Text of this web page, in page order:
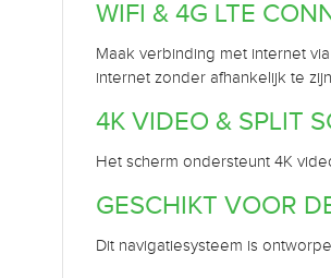
WIFI & 4G LTE
Maak verbinding met internet
internet zonder afhankelijk te
4K VIDEO & SPLIT
Het scherm ondersteunt 4K
GESCHIKT VOOR
Dit navigatiesysteem is